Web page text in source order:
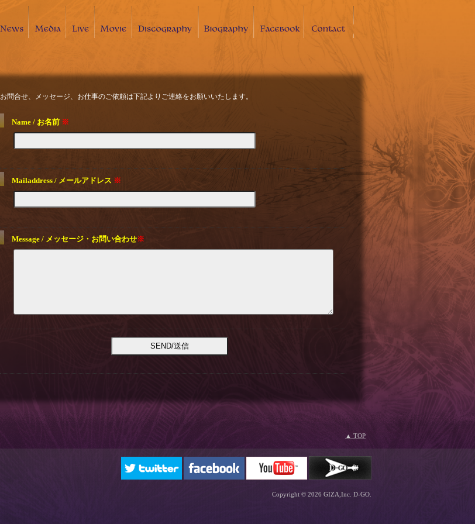
お問合せ、メッセージ、お仕事のご依頼は下記よりご連絡をお願いいたします。
Name / お名前 ※
Mailaddress / メールアドレス ※
Message / メッセージ・お問い合わせ※
▲ TOP
Copyright © 2026 GIZA,Inc. D-GO.